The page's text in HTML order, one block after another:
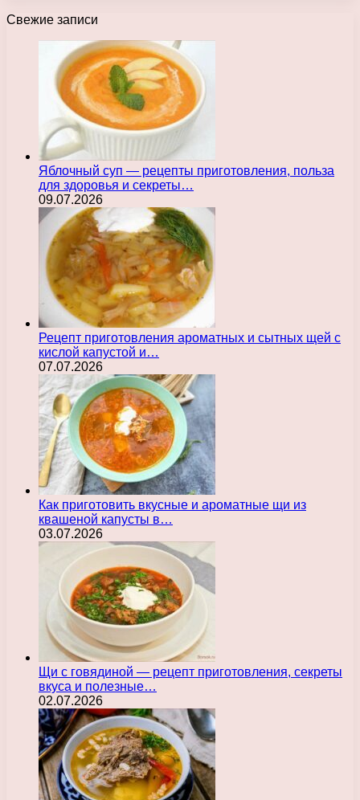
Свежие записи
Яблочный суп — рецепты приготовления, польза
для здоровья и секреты…
09.07.2026
Рецепт приготовления ароматных и сытных щей с
кислой капустой и…
07.07.2026
Как приготовить вкусные и ароматные щи из
квашеной капусты в…
03.07.2026
Щи с говядиной — рецепт приготовления, секреты
вкуса и полезные…
02.07.2026